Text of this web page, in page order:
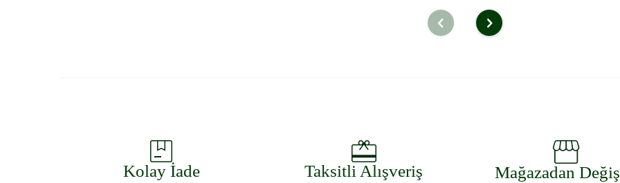
Kolay İade Taksitli Alışveriş Mağazadan